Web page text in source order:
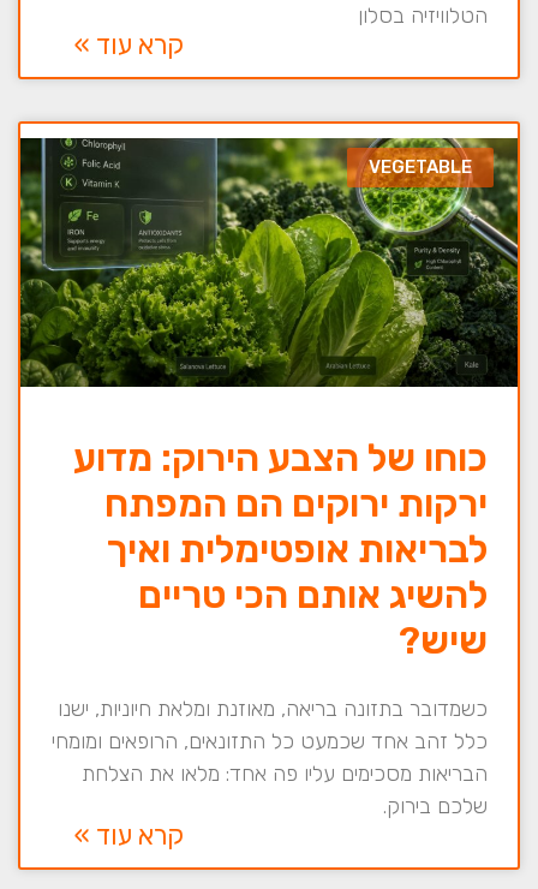
הטלוויזיה בסלון
קרא עוד »
VEGETABLE
כוחו של הצבע הירוק: מדוע
ירקות ירוקים הם המפתח
לבריאות אופטימלית ואיך
להשיג אותם הכי טריים
שיש?
כשמדובר בתזונה בריאה, מאוזנת ומלאת חיוניות, ישנו
כלל זהב אחד שכמעט כל התזונאים, הרופאים ומומחי
הבריאות מסכימים עליו פה אחד: מלאו את הצלחת
שלכם בירוק.
קרא עוד »